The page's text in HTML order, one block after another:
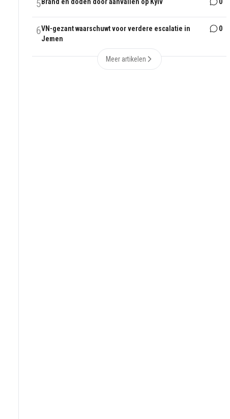
5
6VN-gezant waarschuwt voor verdere escalatie in
Jemen
0
Meer artikelen